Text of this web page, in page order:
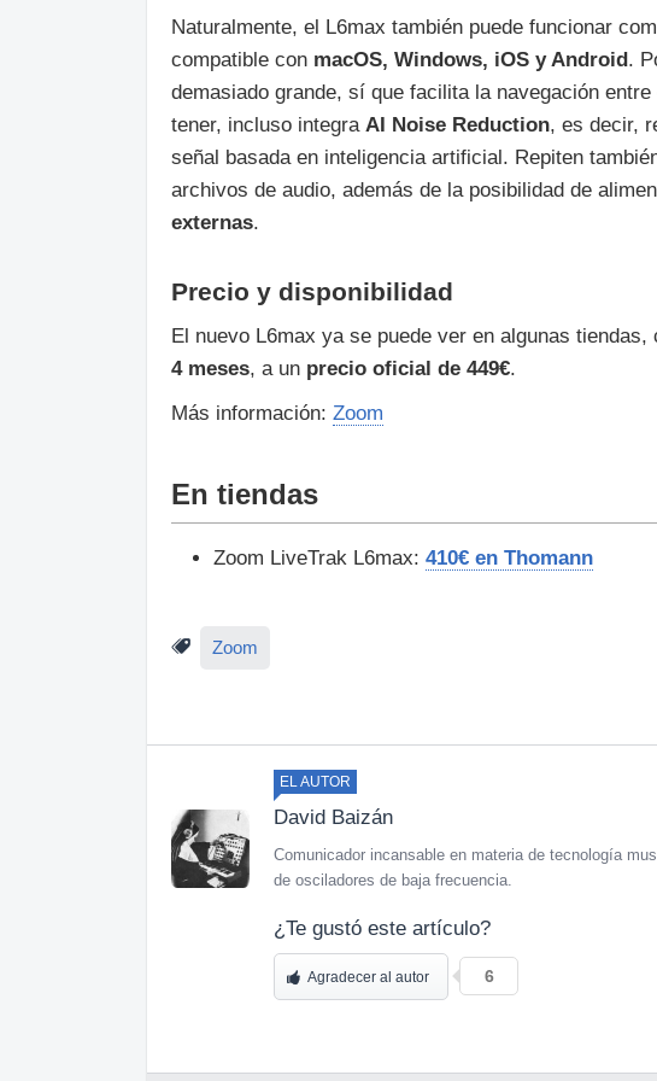
Naturalmente, el L6max también puede funcionar
compatible con macOS, Windows, iOS y Android .
demasiado grande, sí que facilita la navegación
tener, incluso integra AI Noise Reduction, es decir,
señal basada en inteligencia artificial. Repiten
archivos de audio, además de la posibilidad de
externas.
Precio y disponibilidad
El nuevo L6max ya se puede ver en algunas tiendas,
4 meses, a un precio oficial de 449€.
Más información: Zoom
En tiendas
Zoom LiveTrak L6max: 410€ en Thomann
Zoom
EL AUTOR
David Baizán
Comunicador incansable en materia de tecnología
de osciladores de baja frecuencia.
¿Te gustó este artículo?
Agradecer al autor 6